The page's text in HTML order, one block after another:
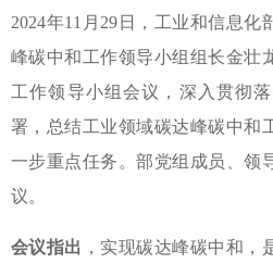
2024年11月29日，工业和信息化
峰碳中和工作领导小组组长金壮
工作领导小组会议，深入贯彻
署，总结工业领域碳达峰碳中和
一步重点任务。部党组成员、领
议。
会议指出 ，实现碳达峰碳中和，